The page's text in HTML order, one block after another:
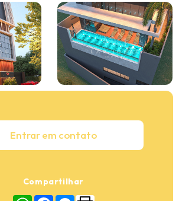
Entrar em contato
Compartilhar